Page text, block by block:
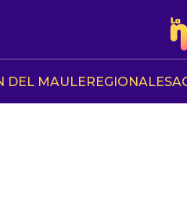
DEL MAULEREGIONALES